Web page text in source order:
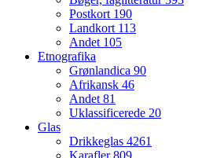
Postkort 190
Landkort 113
Andet 105
Etnografika
Grønlandica 90
Afrikansk 46
Andet81
Uklassificerede 20
Glas
Drikkeglas 4261